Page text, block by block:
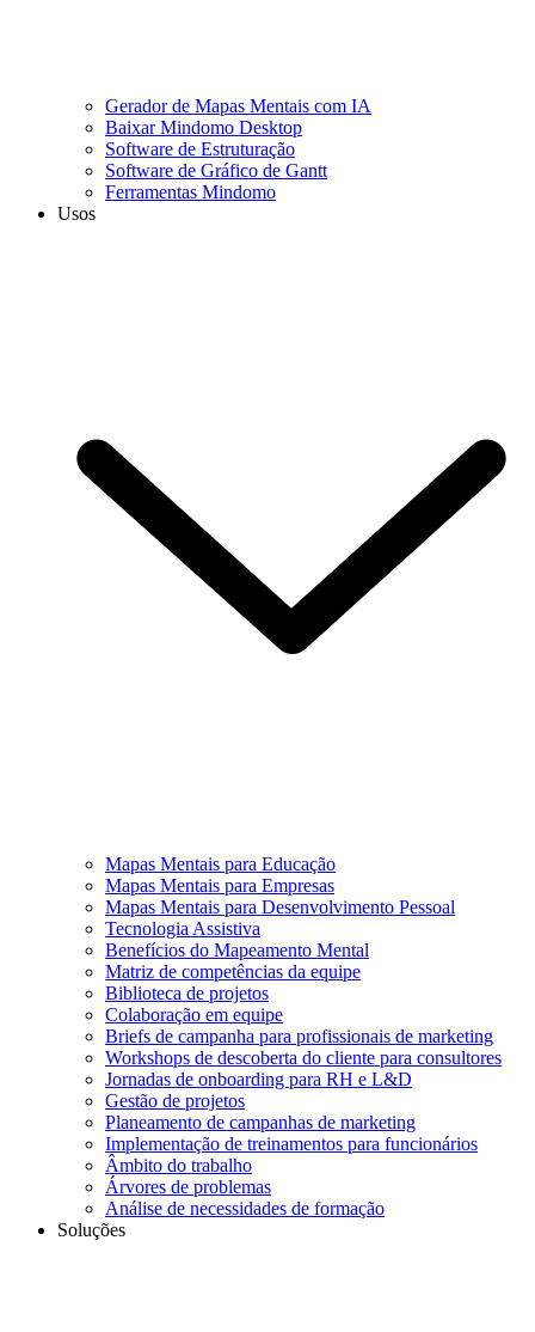
Gerador de Mapas Mentais com IA
Baixar Mindomo Desktop
Software de Estruturação
Software de Gráfico de Gantt
Ferramentas Mindomo
Usos
Mapas Mentais para Educação
Mapas Mentais para Empresas
Mapas Mentais para Desenvolvimento Pessoal
Tecnologia Assistiva
Benefícios do Mapeamento Mental
Matriz de competências da equipe
Biblioteca de projetos
Colaboração em equipe
Briefs de campanha para profissionais de marketing
Workshops de descoberta do cliente para consultores
Jornadas de onboarding para RH e L&D
Gestão de projetos
Planeamento de campanhas de marketing
Implementação de treinamentos para funcionários
Âmbito do trabalho
Árvores de problemas
Análise de necessidades de formação
Soluções